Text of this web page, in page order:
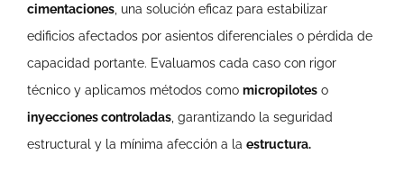
cimentaciones , una solución eficaz para estabilizar
edificios afectados por asientos diferenciales o pérdida de
capacidad portante. Evaluamos cada caso con rigor
técnico y aplicamos métodos como micropilotes o
inyecciones controladas , garantizando la seguridad
estructural y la mínima afección a la estructura.